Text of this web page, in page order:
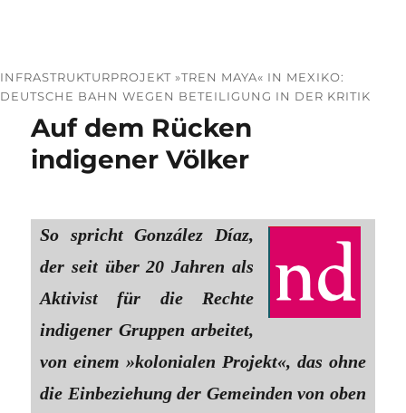
INFRASTRUKTURPROJEKT »TREN MAYA« IN MEXIKO:
DEUTSCHE BAHN WEGEN BETEILIGUNG IN DER KRITIK
Auf dem Rücken
indigener Völker
So spricht González Díaz,
der seit über 20 Jahren als
Aktivist für die Rechte
indigener Gruppen arbeitet,
von einem »kolonialen Projekt«, das ohne
die Einbeziehung der Gemeinden von oben